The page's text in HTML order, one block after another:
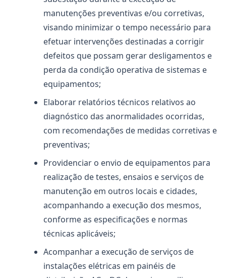
manutenções preventivas e/ou corretivas,
visando minimizar o tempo necessário para
efetuar intervenções destinadas a corrigir
defeitos que possam gerar desligamentos e
perda da condição operativa de sistemas e
equipamentos;
Elaborar relatórios técnicos relativos ao
diagnóstico das anormalidades ocorridas,
com recomendações de medidas corretivas e
preventivas;
Providenciar o envio de equipamentos para
realização de testes, ensaios e serviços de
manutenção em outros locais e cidades,
acompanhando a execução dos mesmos,
conforme as especificações e normas
técnicas aplicáveis;
Acompanhar a execução de serviços de
instalações elétricas em painéis de